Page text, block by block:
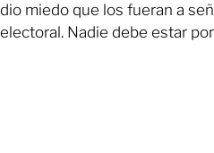
dio miedo que los fueran a
electoral. Nadie debe estar